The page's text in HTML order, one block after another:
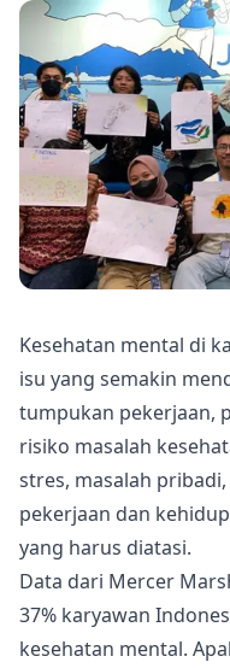
Kesehatan mental di
isu yang semakin
tumpukan pekerjaan,
risiko masalah
stres, masalah
pekerjaan dan
yang harus diatasi.
Data dari Mercer
37% karyawan
kesehatan mental.